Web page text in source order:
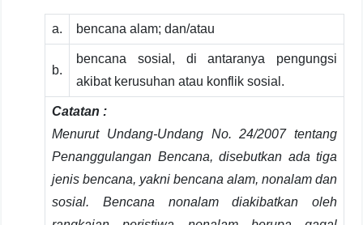
a. bencana alam; dan/atau
b.
bencana sosial, di antaranya pengungsi
akibat kerusuhan atau konflik sosial.
Catatan :
Menurut Undang-Undang No. 24/2007 tentang
Penanggulangan Bencana, disebutkan ada tiga
jenis bencana, yakni bencana alam, nonalam dan
sosial. Bencana nonalam diakibatkan oleh